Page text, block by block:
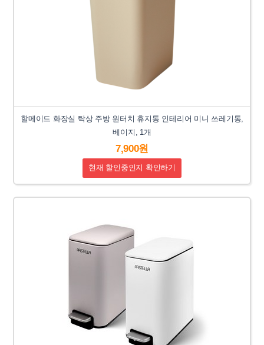
할메이드 화장실 탁상 주방 원터치 휴지통 인테리어 미니 쓰레기통,
베이지, 1개
7,900원
현재 할인중인지 확인하기